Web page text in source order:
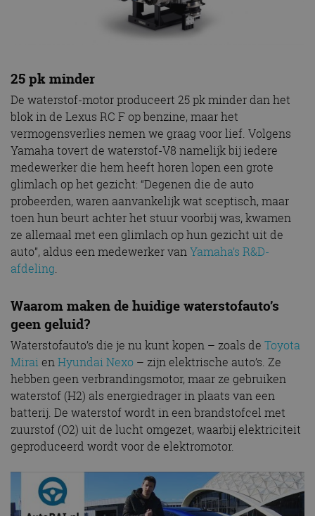
25 pk minder
De waterstof-motor produceert 25 pk minder dan het
blok in de Lexus RC F op benzine, maar het
vermogensverlies nemen we graag voor lief. Volgens
Yamaha tovert de waterstof-V8 namelijk bij iedere
medewerker die hem heeft horen lopen een grote
glimlach op het gezicht: “Degenen die de auto
probeerden, waren aanvankelijk wat sceptisch, maar
toen hun beurt achter het stuur voorbij was, kwamen
ze allemaal met een glimlach op hun gezicht uit de
auto”, aldus een medewerker vanYamaha’s R&D-
afdeling.
Waarom maken de huidige waterstofauto’s
geen geluid?
Waterstofauto’s die je nu kunt kopen – zoals de Toyota
Mirai enHyundai Nexo – zijn elektrische auto’s. Ze
hebben geen verbrandingsmotor, maar ze gebruiken
waterstof (H2) als energiedrager in plaats van een
batterij. De waterstof wordt in een brandstofcel met
zuurstof (O2) uit de lucht omgezet, waarbij elektriciteit
geproduceerd wordt voor de elektromotor.